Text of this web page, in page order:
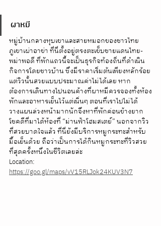
ผาหมี
หมู่บ้านกลางหุบเขาและสายหมอกของชาวไทย
ภูเขาเผ่าอาข่า ที่นี่ตั้งอยู่ตรงตะเข็บชายแดนไทย-
พม่าพอดี ที่พักแถวนี้จะเป็นธุรกิจท้องถิ่นที่ดำเนิน
กิจการโดยชาวบ้าน ซึ่งมีราคาเริ่มต้นเพียงหลักร้อย
แต่วิวนั้นสวยแบบประมาณค่าไม่ได้เลย หาก
ต้องการเดินทางไปนอนค้างที่ผาหมีควรจองทั้งห้อง
พักและอาหารเย็นไว้แต่เนิ่นๆ ตอนที่เราไปไม่ได้
วางแผนล่วงหน้ามากนักจึงหาที่พักค่อนข้างยาก
โชคดีที่มาได้ห้องที่ “ม่านฟ้าโฮมสเตย์” นอกจากวิว
ที่สวยบาดใจแล้ว ที่นี่ยังมีบริการหมูกระทะสำหรับ
มื้อเย็นด้วย ถือว่าเป็นการได้กินหมูกระทะที่วิวสวย
ที่สุดครั้งหนึ่งในชีวิตเลยล่ะ
Location:
https://goo.gl/maps/vV15RLJok24KUV3N7